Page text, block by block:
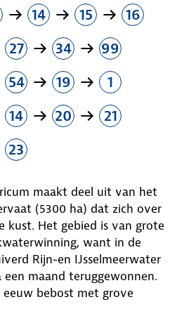
14 15
16
27 34
99
54 19
1
14 20
21
23
maakt deel uit van het
(5300 ha) dat zich over
kust. Het gebied is van grote
want in de
Rijn-en IJsselmeerwater
maand teruggewon­nen.
eeuw bebost met grove